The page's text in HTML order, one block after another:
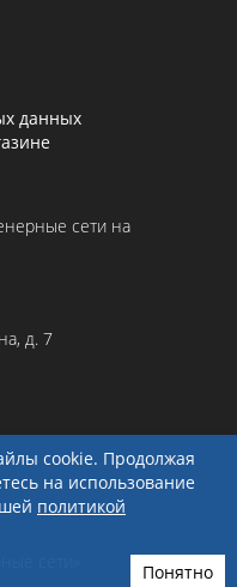
данных
д. 7
cookie. Продолжая
на использование
политикой
Понятно